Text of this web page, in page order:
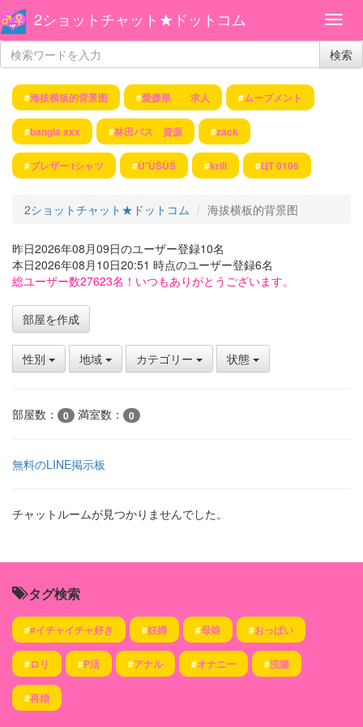
2ショットチャット★ドットコム
検索
#海拔横板的背景图 #愛媛県 求人 #ムーブメント
#bangla xxx #林田バス 資源 #zack
#ブレザー tシャツ #ÙˆÙŠÙŠ #krill #ЦТ 0106
2ショットチャット★ドットコム 海拔横板的背景图
昨日2026年08月09日のユーザー登録10名
本日2026年08月10日20:51 時点のユーザー登録6名
総ユーザー数27623名！いつもありがとうございます。
部屋を作成
性別 地域 カテゴリー 状態
部屋数： 0 満室数： 0
無料のLINE掲示板
チャットルームが見つかりませんでした。
タグ検索
##イチャイチャ好き #妊婦 #母娘 #おっぱい
#ロリ #P活 #アナル #オナニー #浣腸
#再婚